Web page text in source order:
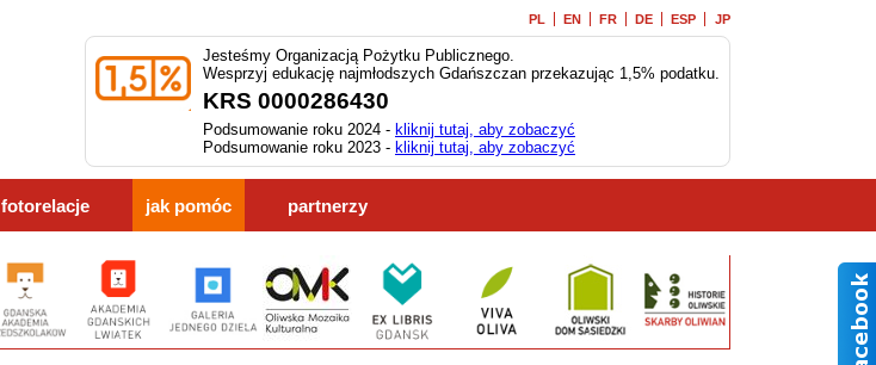
PL EN FR DE ESP JP
Jesteśmy Organizacją Pożytku Publicznego.
Wesprzyj edukację najmłodszych Gdańszczan przekazując 1,5% podatku.
KRS 0000286430
Podsumowanie roku 2024 - kliknij tutaj, aby zobaczyć
Podsumowanie roku 2023 - kliknij tutaj, aby zobaczyć
fotorelacje jak pomóc partnerzy